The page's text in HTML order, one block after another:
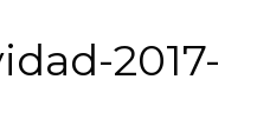
2017-